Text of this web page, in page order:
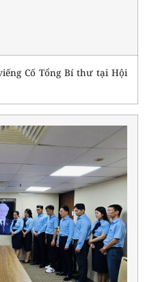
Cố Tổng Bí thư tại Hội